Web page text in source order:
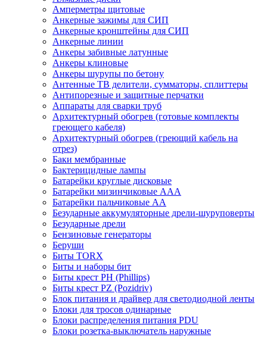
Амперметры щитовые
Анкерные зажимы для СИП
Анкерные кронштейны для СИП
Анкерные линии
Анкеры забивные латунные
Анкеры клиновые
Анкеры шурупы по бетону
Антенные ТВ делители, сумматоры, сплиттеры
Антипорезные и защитные перчатки
Аппараты для сварки труб
Архитектурный обогрев (готовые комплекты
греющего кабеля)
Архитектурный обогрев (греющий кабель на
отрез)
Баки мембранные
Бактерицидные лампы
Батарейки круглые дисковые
Батарейки мизинчиковые ААА
Батарейки пальчиковые АА
Безударные аккумуляторные дрели-шуруповерты
Безударные дрели
Бензиновые генераторы
Беруши
Биты TORX
Биты и наборы бит
Биты крест PH (Phillips)
Биты крест PZ (Pozidriv)
Блок питания и драйвер для светодиодной ленты
Блоки для тросов одинарные
Блоки распределения питания PDU
Блоки розетка-выключатель наружные